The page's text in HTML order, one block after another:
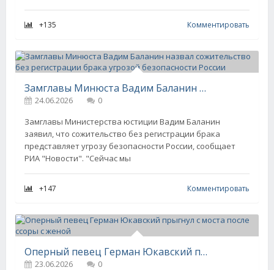
+135 Комментировать
Замглавы Минюста Вадим Баланин назвал сожительство без регистрации брака угрозой безопасности России
24.06.2026
0
Замглавы Министерства юстиции Вадим Баланин
заявил, что сожительство без регистрации брака
представляет угрозу безопасности России, сообщает
РИА "Новости". "Сейчас мы
+147 Комментировать
Оперный певец Герман Юкавский прыгнул с моста после ссоры с женой
23.06.2026
0